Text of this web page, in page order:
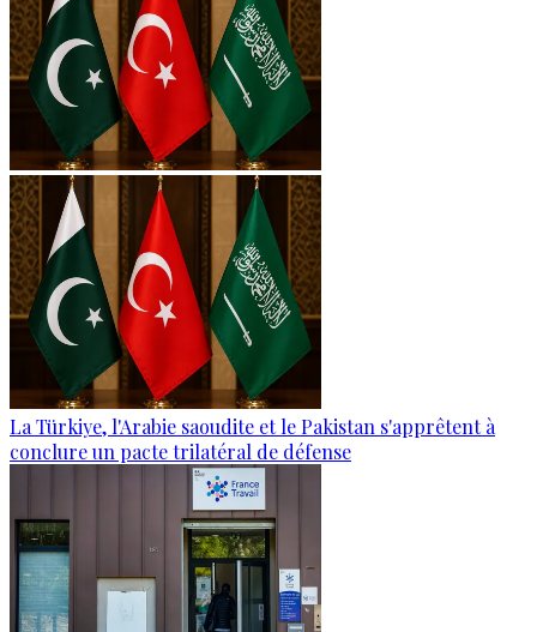
La Türkiye, l'Arabie saoudite et le Pakistan s'apprêtent à
conclure un pacte trilatéral de défense